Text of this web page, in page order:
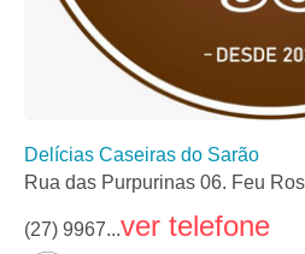
Delícias Caseiras do Sarão
Rua das Purpurinas 06. Feu
(27) 9967...ver telefone